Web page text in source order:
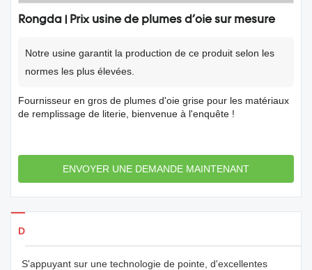
Rongda | Prix ​​usine de plumes d'oie sur mesure
Notre usine garantit la production de ce produit selon les
normes les plus élevées.
Fournisseur en gros de plumes d'oie grise pour les matériaux
de remplissage de literie, bienvenue à l'enquête !
ENVOYER UNE DEMANDE MAINTENANT
Détails des produits
S'appuyant sur une technologie de pointe, d'excellentes